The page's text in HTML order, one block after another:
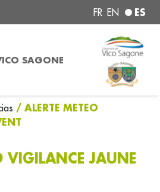
FR EN ES
SAGONE
/ ALERTE METEO
VIGILANCE JAUNE